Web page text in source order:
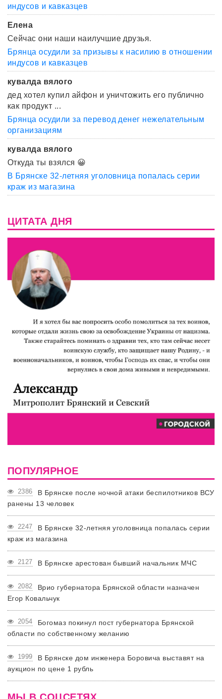
индусов и кавказцев
Елена
Сейчас они наши наилучшие друзья.
Брянца осудили за призывы к насилию в отношении
индусов и кавказцев
кувалда вялого
дед хотел купил айфон и уничтожить его публично
как продукт ...
Брянца осудили за перевод денег нежелательным
организациям
кувалда вялого
Откуда ты взялся 😀
В Брянске 32-летняя уголовница попалась серии
краж из магазина
ЦИТАТА ДНЯ
ПОПУЛЯРНОЕ
2386
В Брянске после ночной атаки беспилотников ВСУ
ранены 13 человек
2247
В Брянске 32-летняя уголовница попалась серии
краж из магазина
2127 В Брянске арестован бывший начальник МЧС
2082
Врио губернатора Брянской области назначен
Егор Ковальчук
2054
Богомаз покинул пост губернатора Брянской
области по собственному желанию
1999
В Брянске дом инженера Боровича выставят на
аукцион по цене 1 рубль